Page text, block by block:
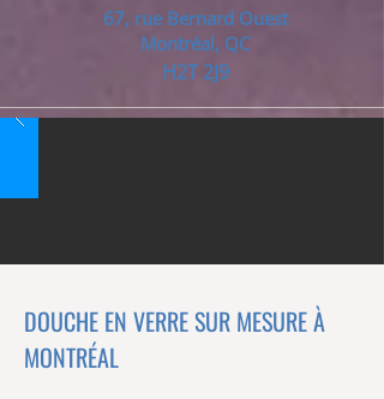
67, rue Bernard Ouest
Montréal, QC
H2T 2J9
DOUCHE EN VERRE SUR MESURE À
MONTRÉAL